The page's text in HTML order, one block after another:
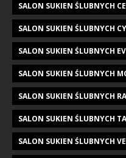
SALON SUKIEN ŚLUBNYCH
SALON SUKIEN ŚLUBNYCH
SALON SUKIEN ŚLUBNYCH
SALON SUKIEN ŚLUBNYCH
SALON SUKIEN ŚLUBNYCH
SALON SUKIEN ŚLUBNYCH
SALON SUKIEN ŚLUBNYCH